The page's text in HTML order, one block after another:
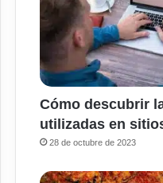
Cómo descubrir
utilizadas en
28 de octubre de 2023